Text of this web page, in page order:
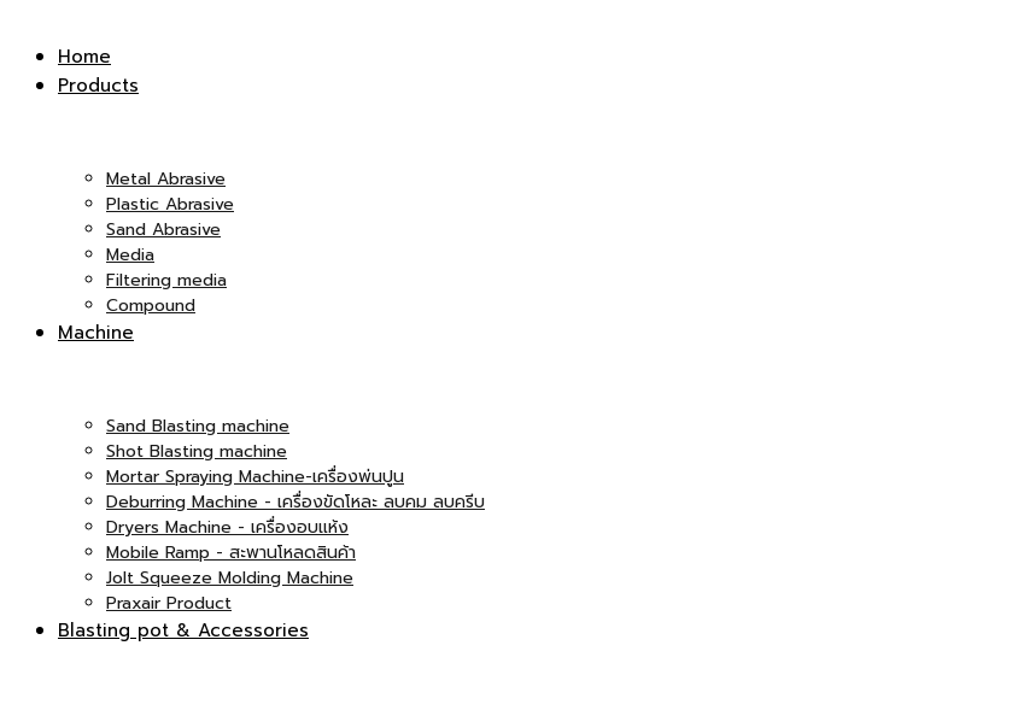
Inter
Home
Products
Metal Abrasive
Plastic Abrasive
Sand Abrasive
Media
Filtering media
Compound
Machine
Sand Blasting machine
Shot Blasting machine
Mortar Spraying Machine-เครื่องพ่นปูน
Deburring Machine - เครื่องขัดโหละ ลบคม ลบครีบ
Dryers Machine - เครื่องอบแห้ง
Mobile Ramp - สะพานโหลดสินค้า
Jolt Squeeze Molding Machine
Praxair Product
Blasting pot & Accessories